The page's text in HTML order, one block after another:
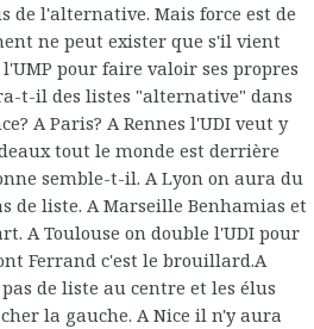
de l'alternative. Mais force est de
ne peut exister que s'il vient
pour faire valoir ses propres
t-il des listes "alternative" dans
A Paris? A Rennes l'UDI veut y
tout le monde est derrière
semble-t-il. A Lyon on aura du
de liste. A Marseille Benhamias et
A Toulouse on double l'UDI pour
Ferrand c'est le brouillard.A
de liste au centre et les élus
la gauche. A Nice il n'y aura